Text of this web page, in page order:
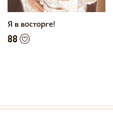
Я в восторге!
88